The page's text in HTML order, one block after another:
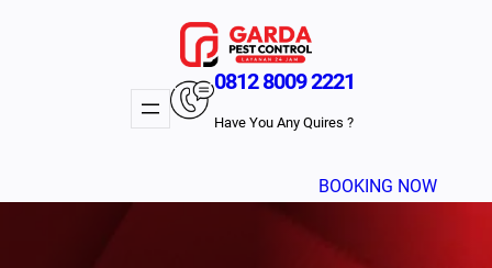
0812 8009 2221
Have You Any Quires ?
BOOKING NOW